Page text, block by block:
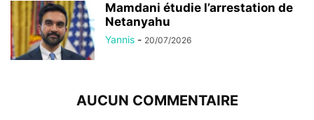
Mamdani étudie l’arrestation de
Netanyahu
Yannis - 20/07/2026
AUCUN COMMENTAIRE